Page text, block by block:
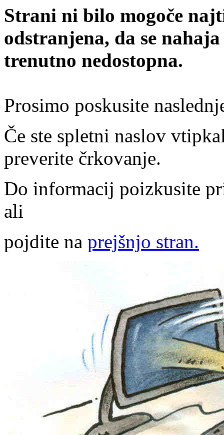
Strani ni bilo mogoče
odstranjena, da se
trenutno nedostopna.
Prosimo poskusite
Če ste spletni naslov
preverite črkovanje.
Do informacij poizkusite
ali
pojdite na prejšnjo stran.